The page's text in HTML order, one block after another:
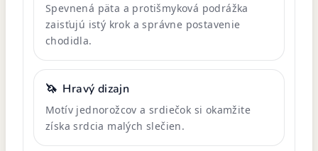
Spevnená päta a protišmyková podrážka
zaisťujú istý krok a správne postavenie
chodidla.
🦄 Hravý dizajn
Motív jednorožcov a srdiečok si okamžite
získa srdcia malých slečien.